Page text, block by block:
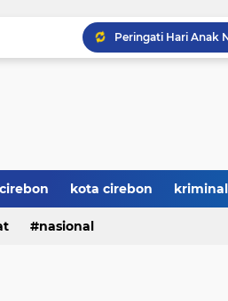
Sosialisasi MBG di
kota cirebon kriminal
nasional